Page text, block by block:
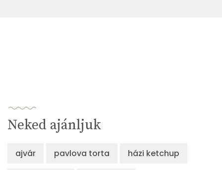
Neked ajánljuk
ajvár pavlova torta házi ketchup